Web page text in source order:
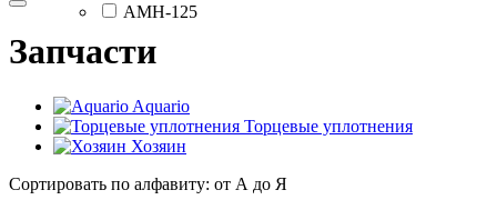
AMH-125
Запчасти
Aquario
Торцевые уплотнения
Хозяин
Сортировать по алфавиту: от А до Я